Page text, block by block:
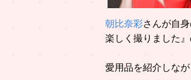
朝比奈彩さんが自
楽しく撮りました』
愛用品を紹介しな